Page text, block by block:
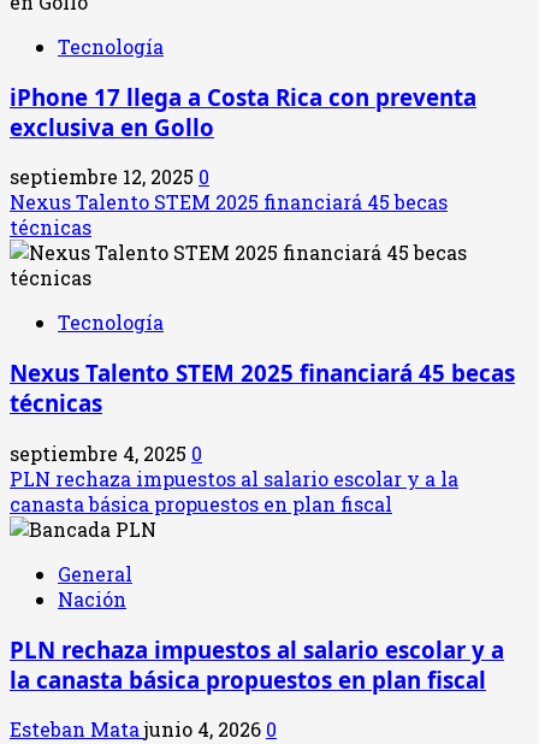
Tecnología
iPhone 17 llega a Costa Rica con preventa
exclusiva en Gollo
septiembre 12, 2025 0
Nexus Talento STEM 2025 financiará 45 becas
técnicas
Tecnología
Nexus Talento STEM 2025 financiará 45 becas
técnicas
septiembre 4, 2025 0
PLN rechaza impuestos al salario escolar y a la
canasta básica propuestos en plan fiscal
General
Nación
PLN rechaza impuestos al salario escolar y a
la canasta básica propuestos en plan fiscal
Esteban Matajunio 4, 2026 0